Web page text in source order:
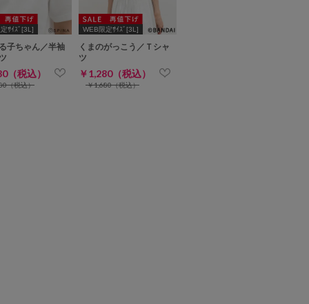
ｻｲｽﾞ[3L]
子ちゃん／半袖
（税込）
（税込）
WEB限定ｻｲｽﾞ[3L]
くまのがっこう／Ｔシャ
ツ
￥1,280（税込）
￥1,680（税込）